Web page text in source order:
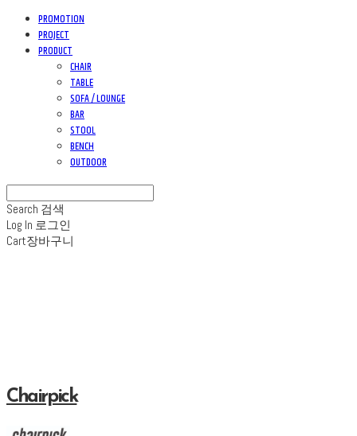
PROMOTION
PROJECT
PRODUCT
CHAIR
TABLE
SOFA / LOUNGE
BAR
STOOL
BENCH
OUTDOOR
Search 검색
Log In 로그인
Cart장바구니
Chairpick